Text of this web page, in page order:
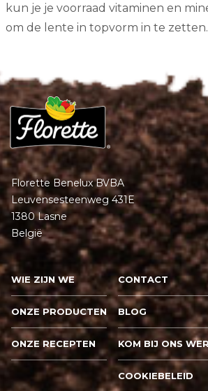
kun je je voorraad vitaminen en
om de lente in topvorm in te zetten.
Florette Benelux BVBA
Leuvensesteenweg 431E
1380 Lasne
België
WIE ZIJN WE
ONZE PRODUCTEN
ONZE RECEPTEN
CONTACT
BLOG
KOM BIJ ONS
COOKIEBELEID